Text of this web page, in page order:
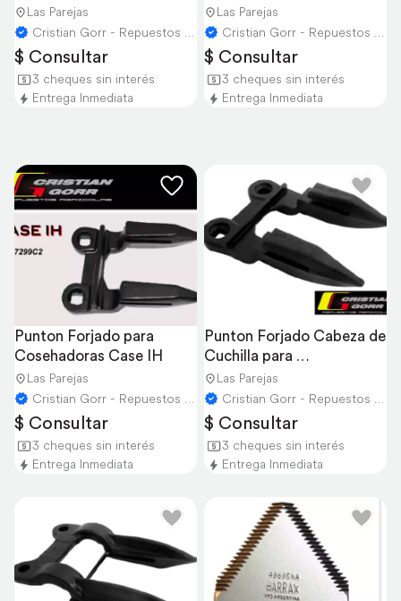
Las Parejas
Cristian Gorr - Repuestos Agricolas
$ Consultar
3 cheques sin interés
Entrega Inmediata
Las Parejas
Cristian Gorr - Repuestos Agricolas
$ Consultar
3 cheques sin interés
Entrega Inmediata
Punton Forjado para
Cosehadoras Case IH
Las Parejas
Cristian Gorr - Repuestos Agricolas
$ Consultar
3 cheques sin interés
Entrega Inmediata
Punton Forjado Cabeza de
Cuchilla para
Cosechadoras Case
Las Parejas
Cristian Gorr - Repuestos Agricolas
$ Consultar
3 cheques sin interés
Entrega Inmediata